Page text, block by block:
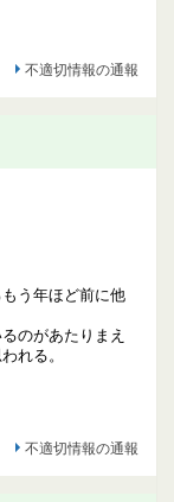
不適切情報の通報
う年ほど前に他
のがあたりまえ
れる。
不適切情報の通報